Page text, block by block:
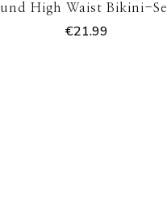
und High Waist Bikini-
€21.99